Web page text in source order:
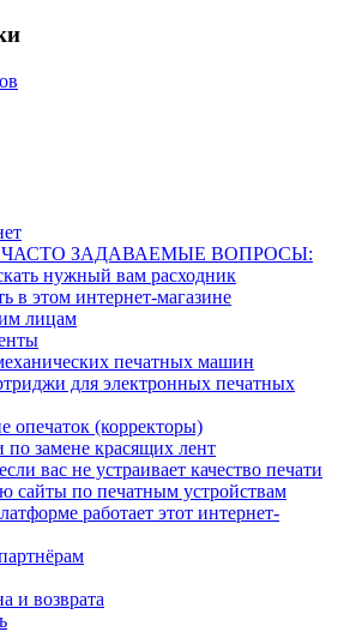
ЗАДАВАЕМЫЕ ВОПРОСЫ:
нужный вам расходник
в этом интернет-магазине
лицам
печатных машин
для электронных печатных
опечаток (корректоры)
замене красящих лент
вас не устраивает качество печати
сайты по печатным устройствам
работает этот интернет-
и возврата